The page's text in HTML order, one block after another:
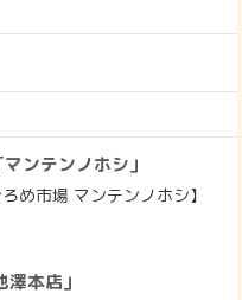
ンテンノホシ」
め市場 マンテンノホシ】
澤本店」